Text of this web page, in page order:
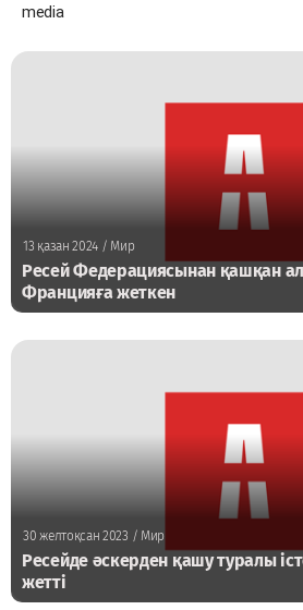
media
13 қазан 2024 / Мир
Ресей Федерациясынан қашқан
Францияға жеткен
30 желтоқсан 2023 / Мир
Ресейде әскерден қашу туралы
жетті